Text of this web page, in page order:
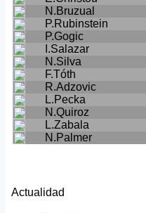
N.Bruzual
P.Rubinstein
P.Gogic
I.Salazar
N.Silva
F.Tóth
R.Adzovic
L.Pecka
N.Quiroz
L.Zabala
N.Palmer
Actualidad